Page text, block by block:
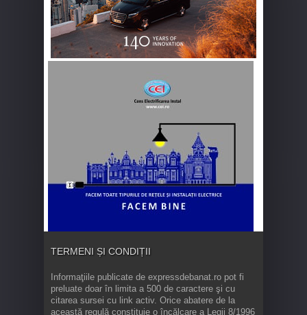
TERMENI ȘI CONDIȚII
Informaţiile publicate de expressdebanat.ro pot fi
preluate doar în limita a 500 de caractere şi cu
citarea sursei cu link activ. Orice abatere de la
această regulă constituie o încălcare a Legii 8/1996